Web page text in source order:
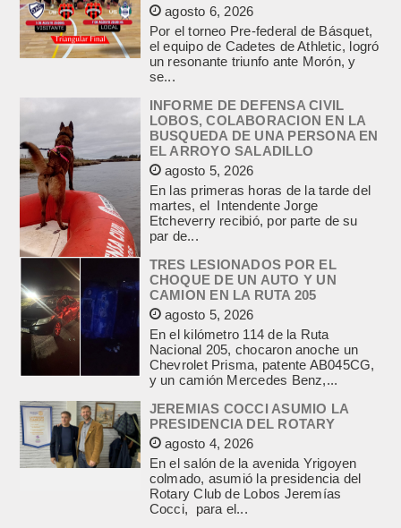
agosto 6, 2026
Por el torneo Pre-federal de Básquet,
el equipo de Cadetes de Athletic, logró
un resonante triunfo ante Morón, y
se...
INFORME DE DEFENSA CIVIL
LOBOS, COLABORACION EN LA
BUSQUEDA DE UNA PERSONA EN
EL ARROYO SALADILLO
agosto 5, 2026
En las primeras horas de la tarde del
martes, el Intendente Jorge
Etcheverry recibió, por parte de su
par de...
TRES LESIONADOS POR EL
CHOQUE DE UN AUTO Y UN
CAMION EN LA RUTA 205
agosto 5, 2026
En el kilómetro 114 de la Ruta
Nacional 205, chocaron anoche un
Chevrolet Prisma, patente AB045CG,
y un camión Mercedes Benz,...
JEREMIAS COCCI ASUMIO LA
PRESIDENCIA DEL ROTARY
agosto 4, 2026
En el salón de la avenida Yrigoyen
colmado, asumió la presidencia del
Rotary Club de Lobos Jeremías
Cocci, para el...